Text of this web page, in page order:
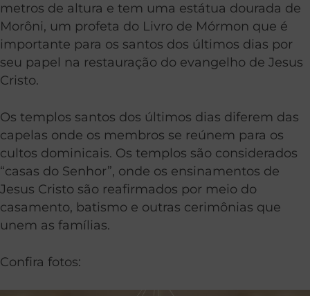
metros de altura e tem uma estátua dourada de
Morôni, um profeta do Livro de Mórmon que é
importante para os santos dos últimos dias por
seu papel na restauração do evangelho de Jesus
Cristo.
Os templos santos dos últimos dias diferem das
capelas onde os membros se reúnem para os
cultos dominicais. Os templos são considerados
“casas do Senhor”, onde os ensinamentos de
Jesus Cristo são reafirmados por meio do
casamento, batismo e outras cerimônias que
unem as famílias.
Confira fotos: